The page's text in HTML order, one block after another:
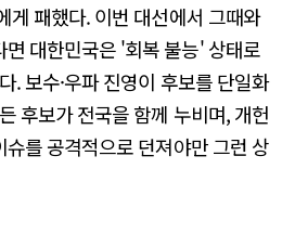
게 패했다. 이번 대선에서 그때와
대한민국은 '회복 불능' 상태로
. 보수·우파 진영이 후보를 단일화
후보가 전국을 함께 누비며, 개헌
를 공격적으로 던져야만 그런 상